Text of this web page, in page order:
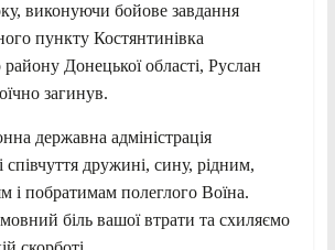
виконуючи бойове завдання
пункту Костянтинівка
Донецької області, Руслан
загинув.
державна адміністрація
дружині, сину, рідним,
і побратимам полеглого Воїна.
біль вашої втрати та схиляємо